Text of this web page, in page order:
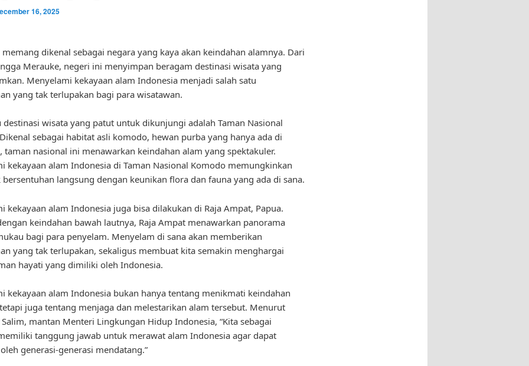
16, 2025
dikenal sebagai negara yang kaya akan keindahan alamnya. Dari
Merauke, negeri ini menyimpan beragam destinasi wisata yang
Menyelami kekayaan alam Indonesia menjadi salah satu
yang tak terlupakan bagi para wisatawan.
destinasi wisata yang patut untuk dikunjungi adalah Taman Nasional
sebagai habitat asli komodo, hewan purba yang hanya ada di
taman nasional ini menawarkan keindahan alam yang spektakuler.
kekayaan alam Indonesia di Taman Nasional Komodo memungkinkan
langsung dengan keunikan flora dan fauna yang ada di sana.
kekayaan alam Indonesia juga bisa dilakukan di Raja Ampat, Papua.
keindahan bawah lautnya, Raja Ampat menawarkan panorama
bagi para penyelam. Menyelam di sana akan memberikan
yang tak terlupakan, sekaligus membuat kita semakin menghargai
hayati yang dimiliki oleh Indonesia.
kekayaan alam Indonesia bukan hanya tentang menikmati keindahan
juga tentang menjaga dan melestarikan alam tersebut. Menurut
mantan Menteri Lingkungan Hidup Indonesia, “Kita sebagai
tanggung jawab untuk merawat alam Indonesia agar dapat
generasi-generasi mendatang.”